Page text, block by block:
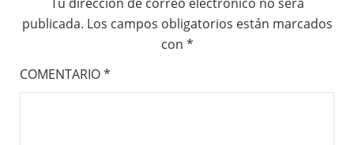
publicada. Los campos obligatorios están marcados
con *
COMENTARIO*